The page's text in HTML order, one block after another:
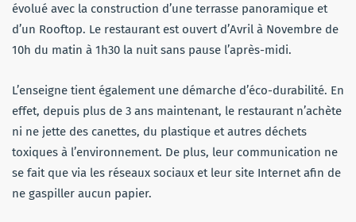
évolué avec la construction d’une terrasse panoramique et
d’un Rooftop. Le restaurant est ouvert d’Avril à Novembre de
10h du matin à 1h30 la nuit sans pause l’après-midi.
L’enseigne tient également une démarche d’éco-durabilité. En
effet, depuis plus de 3 ans maintenant, le restaurant n’achète
ni ne jette des canettes, du plastique et autres déchets
toxiques à l’environnement. De plus, leur communication ne
se fait que via les réseaux sociaux et leur site Internet afin de
ne gaspiller aucun papier.